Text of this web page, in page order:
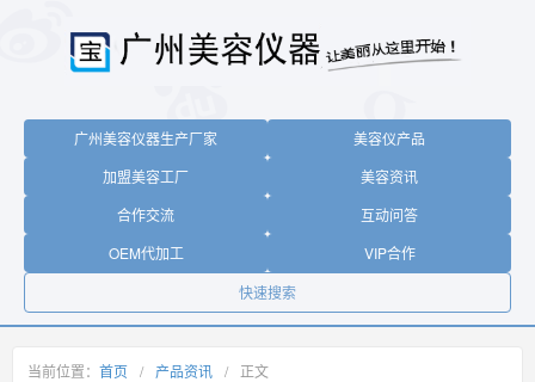
广州美容仪器生产厂家
美容仪产品
加盟美容工厂
美容资讯
合作交流
互动问答
OEM代加工
VIP合作
快速搜索
当前位置： 首页 / 产品资讯 / 正文